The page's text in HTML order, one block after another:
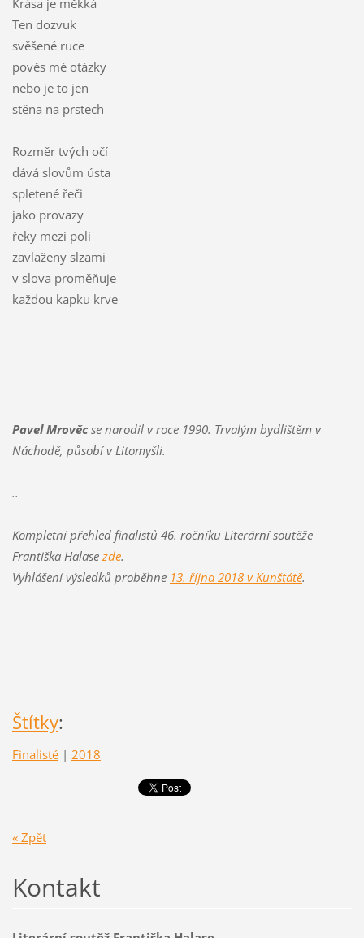
Krása je měkká
Ten dozvuk
svěšené ruce
pověs mé otázky
nebo je to jen
stěna na prstech
Rozměr tvých očí
dává slovům ústa
spletené řeči
jako provazy
řeky mezi poli
zavlaženy slzami
v slova proměňuje
každou kapku krve
Pavel Mrověcse narodil v roce 1990. Trvalým bydlištěm v
Náchodě, působí v Litomyšli.
..
Kompletní přehled finalistů 46. ročníku Literární soutěže
Františka Halasezde.
Vyhlášení výsledků proběhne 13. října 2018 v Kunštátě.
Štítky:
Finalisté | 2018
« Zpět
Kontakt